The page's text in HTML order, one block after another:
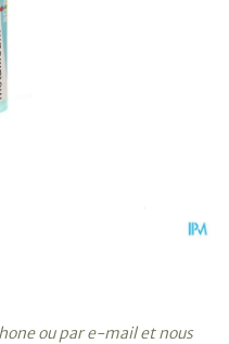
ou par e-mail et nous